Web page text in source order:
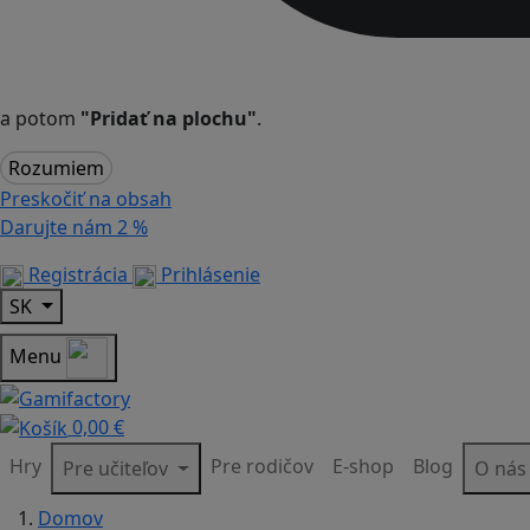
a potom "Pridať na plochu".
Rozumiem
Preskočiť na obsah
Darujte nám 2 %
Registrácia
Prihlásenie
SK
Menu
0,00 €
Hry
Pre učiteľov Pre rodičov E-shop Blog
O nás
Domov